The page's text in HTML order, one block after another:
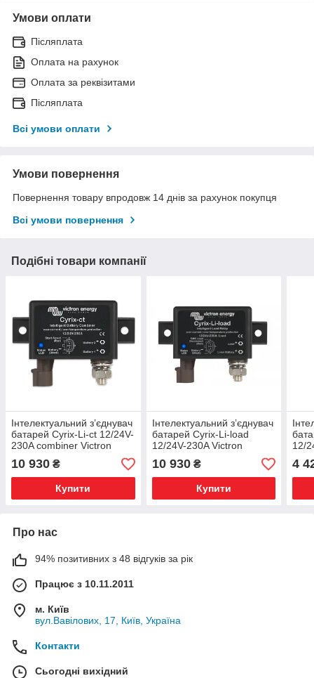
Умови оплати
Післяплата
Оплата на рахунок
Оплата за реквізитами
Післяплата
Всі умови оплати
Умови повернення
Повернення товару впродовж 14 днів за рахунок покупця
Всі умови повернення
Подібні товари компанії
Інтелектуальний з’єднувач
батарей Cyrix-Li-ct 12/24V-
230A combiner Victron
Energy – CYR010230412
10 930 ₴
Купити
Інтелектуальний з’єднувач
батарей Cyrix-Li-load
12/24V-230A Victron
Energy – CYR010230450
10 930₴
Купити
12/
4
Про нас
94% позитивних з 48 відгуків за рік
Працює з 10.11.2011
м. Київ
вул.Вавілових, 17, Київ, Україна
Контакти
Сьогодні вихідний